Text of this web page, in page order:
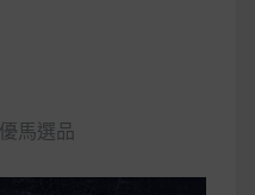
缺點
優馬選品